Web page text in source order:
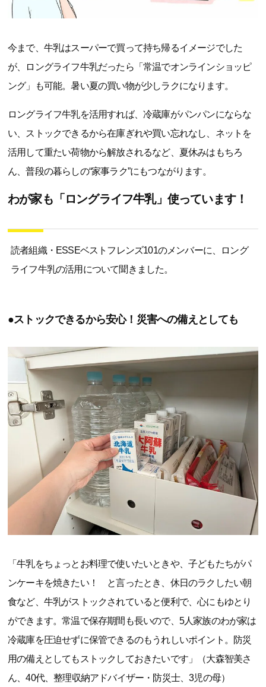
今まで、牛乳はスーパーで買って持ち帰るイメージでした
が、ロングライフ牛乳だったら「常温でオンラインショッピ
ング」も可能。暑い夏の買い物が少しラクになります。
ロングライフ牛乳を活用すれば、冷蔵庫がパンパンにならな
い、ストックできるから在庫ぎれや買い忘れなし、ネットを
活用して重たい荷物から解放されるなど、夏休みはもちろ
ん、普段の暮らしの“家事ラク”にもつながります。
わが家も「ロングライフ牛乳」使っています！
読者組織・ESSEベストフレンズ101のメンバーに、ロング
ライフ牛乳の活用について聞きました。
●ストックできるから安心！災害への備えとしても
「牛乳をちょっとお料理で使いたいときや、子どもたちがパ
ンケーキを焼きたい！ と言ったとき、休日のラクしたい朝
食など、牛乳がストックされていると便利で、心にもゆとり
ができます。常温で保存期間も長いので、5人家族のわが家は
冷蔵庫を圧迫せずに保管できるのもうれしいポイント。防災
用の備えとしてもストックしておきたいです」（大森智美さ
ん、40代、整理収納アドバイザー・防災士、3児の母）